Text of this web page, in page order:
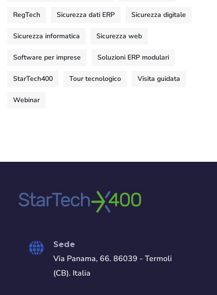
RegTech Sicurezza dati ERP Sicurezza digitale
Sicurezza informatica Sicurezza web
Software per imprese Soluzioni ERP modulari
StarTech400 Tour tecnologico Visita guidata
Webinar
Sede
Via Panama, 66. 86039 - Termoli
(CB). Italia